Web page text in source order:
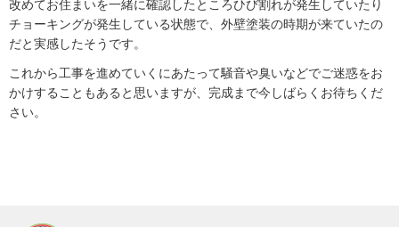
改めてお住まいを一緒に確認したところひび割れが発生していたり
チョーキングが発生している状態で、外壁塗装の時期が来ていたの
だと実感したそうです。
これから工事を進めていくにあたって騒音や臭いなどでご迷惑をお
かけすることもあると思いますが、完成まで今しばらくお待ちくだ
さい。